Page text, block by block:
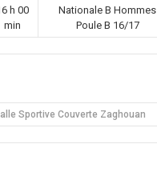
h 00
min
Nationale B Hommes
Poule B 16/17
Sportive Couverte Zaghouan